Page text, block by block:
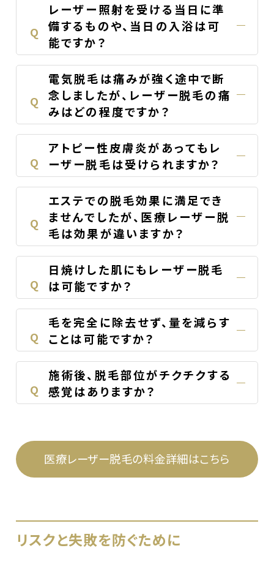
Q
レーザー照射を受ける当日に準
備するものや、当日の入浴は可
能ですか？
Q
電気脱毛は痛みが強く途中で断
念しましたが、レーザー脱毛の痛
みはどの程度ですか？
Q
アトピー性皮膚炎があってもレ
ーザー脱毛は受けられますか？
Q
エステでの脱毛効果に満足でき
ませんでしたが、医療レーザー脱
毛は効果が違いますか？
Q
日焼けした肌にもレーザー脱毛
は可能ですか？
Q
毛を完全に除去せず、量を減らす
ことは可能ですか？
Q
施術後、脱毛部位がチクチクする
感覚はありますか？
医療レーザー脱毛の料金詳細はこちら
リスクと失敗を防ぐために